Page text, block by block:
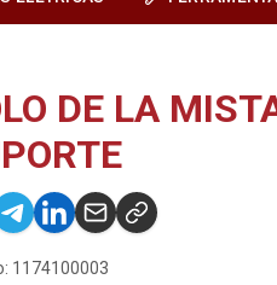
DE LA
1174100003